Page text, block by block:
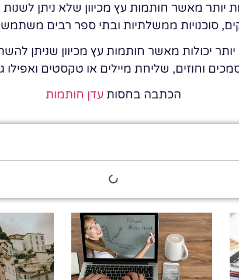
יותר מאשר חותמות עץ מכיוון שלא ניתן
סוכנויות ממשלתיות ובתי ספר רבים
יותר יכולות מאשר חותמות עץ מכיוון שניתן
וחוזים, שליחת מיילים או טקסטים ואפילו
הכתבה בחסות עדן חותמות